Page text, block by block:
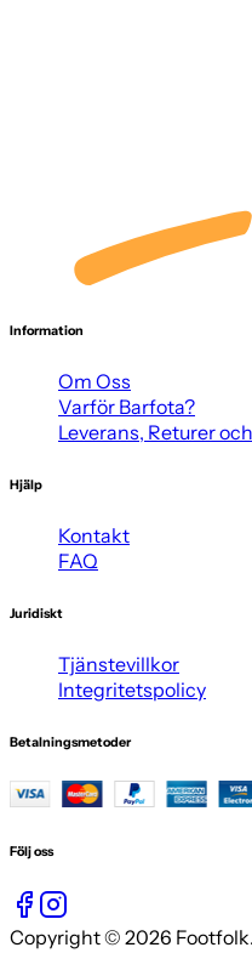
Information
Om Oss
Varför Barfota?
Leverans, Returer
Hjälp
Kontakt
FAQ
Juridiskt
Tjänstevillkor
Integritetspolicy
Betalningsmetoder
Följ oss
Copyright © 2026